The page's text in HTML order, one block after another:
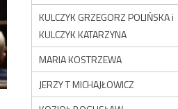
KULCZYK GRZEGORZ POLIŃSKA i
KULCZYK KATARZYNA
MARIA KOSTRZEWA
JERZY T MICHAJŁOWICZ